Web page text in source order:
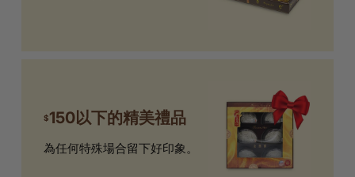
$150以下的精美禮品
為任何特殊場合留下好印象。